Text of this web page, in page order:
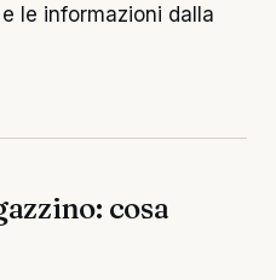
le informazioni dalla
cosa